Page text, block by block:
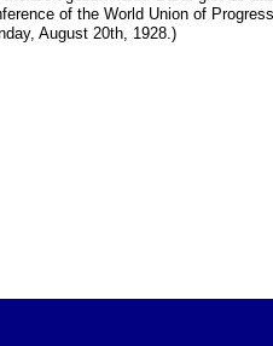
of the World Union of
August 20th, 1928.)